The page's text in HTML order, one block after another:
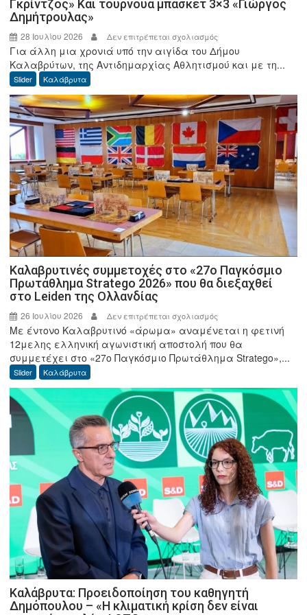
Γκρίντζος» Και τουρνουά μπάσκετ 3×3 «Γιώργος
Δημήτρουλας»
28 Ιουλίου 2026 Δεν επιτρέπεται σχολιασμός
Καλάβρυτα:
Τουρνουά
7×7
«Λάμπης
Γκρίντζος»
Και
τουρνουά
μπάσκετ
3×3
«Γιώργος
Δημήτρουλας»
Για άλλη μια χρονιά υπό την αιγίδα του Δήμου
Καλαβρύτων, της Αντιδημαρχίας Αθλητισμού και με τη...
Slider Καλάβρυτα
Καλαβρυτινές συμμετοχές στο «27ο Παγκόσμιο
Πρωτάθλημα Stratego 2026» που θα διεξαχθεί
στο Leiden της Ολλανδίας
26 Ιουλίου 2026 Δεν επιτρέπεται σχολιασμός
Καλαβρυτινές
συμμετοχές
στο
Παγκόσμιο
Πρωτάθλημα
Stratego
2026»
που
θα
διεξαχθεί
στο
Leiden
της
Ολλανδίας
Με έντονο Καλαβρυτινό «άρωμα» αναμένεται η φετινή
12μελης ελληνική αγωνιστική αποστολή που θα
συμμετέχει στο «27ο Παγκόσμιο Πρωτάθλημα Stratego»,...
Slider Καλάβρυτα
Καλάβρυτα: Προειδοποίηση του καθηγητή
Δημόπουλου – «Η κλιματική κρίση δεν είναι